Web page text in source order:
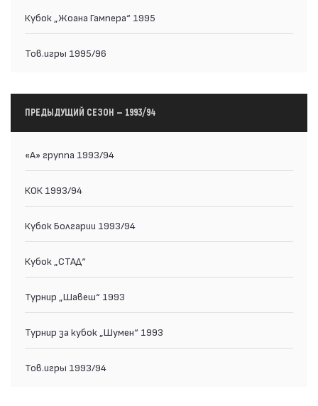
Кубок „Жоана Гампера“ 1995
Тов.игры 1995/96
ПРЕДЫДУЩИЙ СЕЗОН — 1993/94
«А» группа 1993/94
КОК 1993/94
Кубок Болгарии 1993/94
Кубок „СТАД“
Турнир „Шавеш“ 1993
Турнир за кубок „Шумен“ 1993
Тов.игры 1993/94